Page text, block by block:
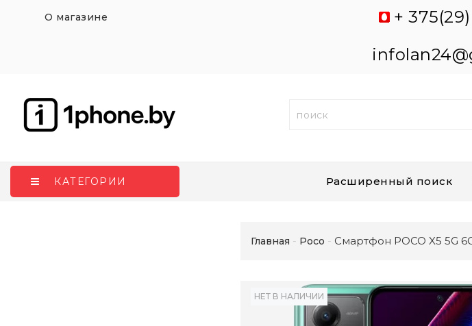
О магазине
+
КАТЕГОРИИ Расширенный поиск
Главная Poco Смартфон POCO X5 5G
НЕТ В НАЛИЧИИ